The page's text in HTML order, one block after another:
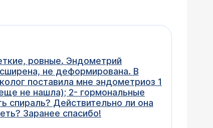
ровные. Эндометрий
не деформирована. В
поставила мне эндометриоз 1
не нашла); 2- гормональные
спираль? Действительно ли она
Заранее спасибо!